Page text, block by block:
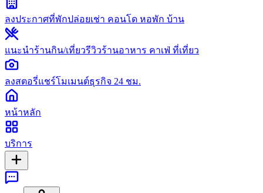
ลงประกาศที่พักปล่อยเช่า คอนโด หอพัก บ้าน
แนะนำร้านกิน/เที่ยวรีวิวร้านอาหาร คาเฟ่ ที่เที่ยว
ลงสตอรี่แชร์โมเมนต์ธุรกิจ 24 ชม.
หน้าหลัก
บริการ